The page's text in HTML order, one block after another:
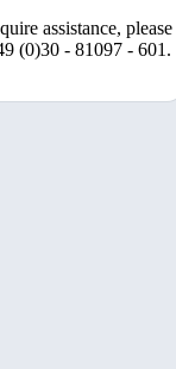
assistance, please
(0)30 - 81097 - 601.